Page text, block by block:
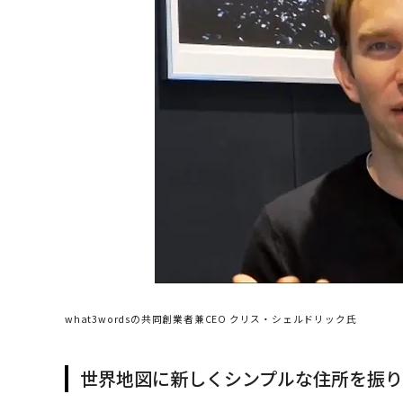
what3wordsの共同創業者兼CEO クリス・シェルドリック氏
世界地図に新しくシンプルな住所を振